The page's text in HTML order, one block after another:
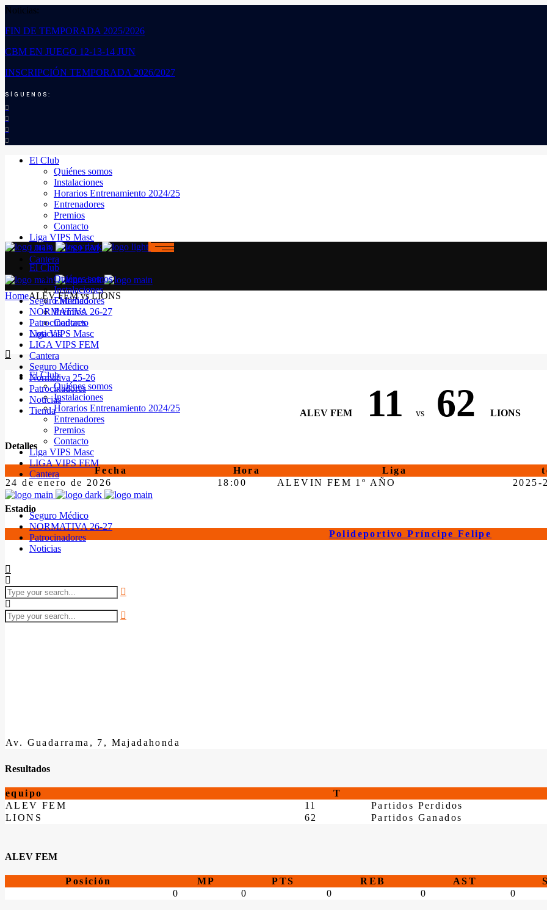
Noticias:
FIN DE TEMPORADA 2025/2026
CBM EN JUEGO 12-13-14 JUN
INSCRIPCIÓN TEMPORADA 2026/2027
SÍGUENOS:
El Club
Quiénes somos
Instalaciones
Horarios Entrenamiento 2024/25
Entrenadores
Premios
Contacto
Liga VIPS Masc
LIGA VIPS FEM
Cantera
Seguro Médico
NORMATIVA 26-27
Patrocinadores
Noticias
El Club
Quiénes somos
Instalaciones
Horarios Entrenamiento 2024/25
Entrenadores
Premios
Contacto
Liga VIPS Masc
LIGA VIPS FEM
Cantera
Seguro Médico
NORMATIVA 26-27
Patrocinadores
Noticias
El Club
Quiénes somos
Instalaciones
Entrenadores
Premios
Contacto
Liga VIPS Masc
LIGA VIPS FEM
Cantera
Seguro Médico
Normativa 25-26
Patrocinadores
Noticias
Tienda
HomeALEV FEM vs LIONS
ALEV FEM 11 vs 62 LIONS
Detalles
Fecha Hora Liga
24 de enero de 2026
18:00 ALEVIN FEM 1º AÑO 2025-
Estadio
Polideportivo Príncipe Felipe
Av. Guadarrama, 7, Majadahonda
Resultados
equipo T
ALEV FEM
11
Partidos Perdidos
LIONS
62 Partidos Ganados
ALEV FEM
Posición MP PTS REB AST
0
0 0 0 0